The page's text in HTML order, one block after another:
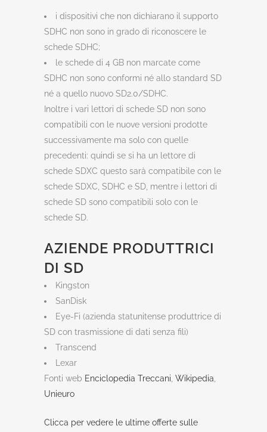
i dispositivi che non dichiarano il supporto
SDHC non sono in grado di riconoscere le
schede SDHC;
le schede di 4 GB non marcate come
SDHC non sono conformi né allo standard SD
né a quello nuovo SD2.0/SDHC.
Inoltre i vari lettori di schede SD non sono
compatibili con le nuove versioni prodotte
successivamente ma solo con quelle
precedenti: quindi se si ha un lettore di
schede SDXC questo sarà compatibile con le
schede SDXC, SDHC e SD, mentre i lettori di
schede SD sono compatibili solo con le
schede SD.
AZIENDE PRODUTTRICI
DI SD
Kingston
SanDisk
Eye-Fi (azienda statunitense produttrice di
SD con trasmissione di dati senza fili)
Transcend
Lexar
Fonti web Enciclopedia Treccani Wikipedia
Unieuro
Clicca per vedere le ultime offerte sulle